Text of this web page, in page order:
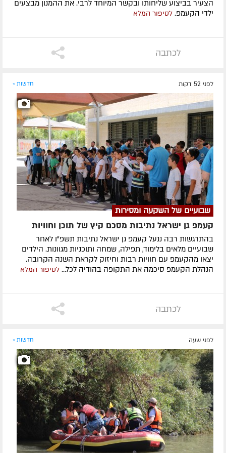
הצעיר בביצוע שליחותו ובקשר המיוחד לרבי. את ההמנון מבצעים
ילדי הקעמפ. לסיפור המלא
לכתבה
לפני 52 דקות חדשות »
שבועיים של השקעה ומסירות
קעמפ גן ישראל נתיבות מסכם קיץ של תוכן וחוויות
בהתרגשות רבה ננעל קעמפ גן ישראל נתיבות תשפ"ו לאחר
שבועיים מלאים בלימוד, תפילה, שמחה ותוכניות מגוונות. הילדים
יצאו מהקעמפ עם חוויות רבות וחיזוק לקראת השנה הקרובה.
הנהלת הקעמפ סיכמה את התקופה בהודיה לכל... לסיפור המלא
לכתבה
לפני שעה חדשות »